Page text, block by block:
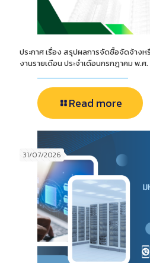
ประกาศ เรื่อง สรุปผลการจัดซื้อจัดจ้าง
งานรายเดือน ประจำเดือนกรกฎาคม พ.ศ
Read more
31/07/2026